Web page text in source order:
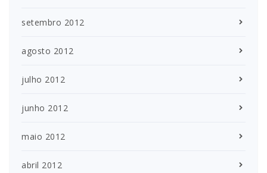
setembro 2012
agosto 2012
julho 2012
junho 2012
maio 2012
abril 2012